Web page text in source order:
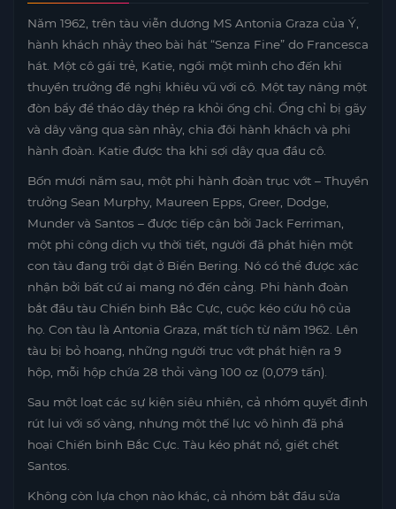
Năm 1962, trên tàu viễn dương MS Antonia Graza của Ý,
hành khách nhảy theo bài hát “Senza Fine” do Francesca
hát. Một cô gái trẻ, Katie, ngồi một mình cho đến khi
thuyền trưởng đề nghị khiêu vũ với cô. Một tay nâng một
đòn bẩy để tháo dây thép ra khỏi ống chỉ. Ống chỉ bị gãy
và dây văng qua sàn nhảy, chia đôi hành khách và phi
hành đoàn. Katie được tha khi sợi dây qua đầu cô.
Bốn mươi năm sau, một phi hành đoàn trục vớt – Thuyền
trưởng Sean Murphy, Maureen Epps, Greer, Dodge,
Munder và Santos – được tiếp cận bởi Jack Ferriman,
một phi công dịch vụ thời tiết, người đã phát hiện một
con tàu đang trôi dạt ở Biển Bering. Nó có thể được xác
nhận bởi bất cứ ai mang nó đến cảng. Phi hành đoàn
bắt đầu tàu Chiến binh Bắc Cực, cuộc kéo cứu hộ của
họ. Con tàu là Antonia Graza, mất tích từ năm 1962. Lên
tàu bị bỏ hoang, những người trục vớt phát hiện ra 9
hộp, mỗi hộp chứa 28 thỏi vàng 100 oz (0,079 tấn).
Sau một loạt các sự kiện siêu nhiên, cả nhóm quyết định
rút lui với số vàng, nhưng một thế lực vô hình đã phá
hoại Chiến binh Bắc Cực. Tàu kéo phát nổ, giết chết
Santos.
Không còn lựa chọn nào khác, cả nhóm bắt đầu sửa